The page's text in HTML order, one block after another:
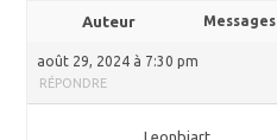
Auteur Messages
août 29, 2024 à 7:30 pm
RÉPONDRE
Leonbjart